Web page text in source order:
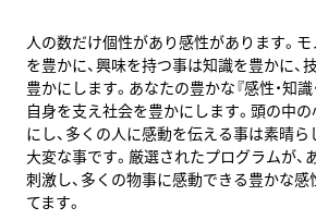
人の数だけ個性があり感性があります。
を豊かに、興味を持つ事は知識を豊かに、
豊かにします。あなたの豊かな『感性・知識
自身を支え社会を豊かにします。頭の中
にし、多くの人に感動を伝える事は素晴ら
大変な事です。厳選されたプログラムが、
刺激し、多くの物事に感動できる豊かな
てます。